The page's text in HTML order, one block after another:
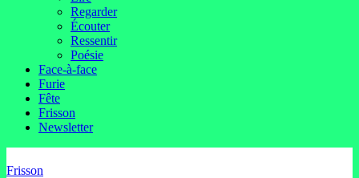
Regarder
Écouter
Ressentir
Poésie
Face-à-face
Furie
Fête
Frisson
Newsletter
Frisson